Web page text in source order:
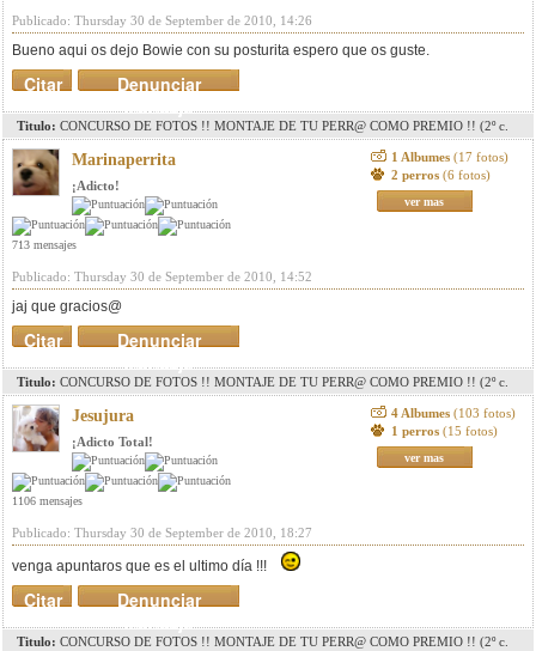
Publicado: Thursday 30 de September de 2010, 14:26
Bueno aqui os dejo Bowie con su posturita espero que os guste.
Denunciar
mensaje
Citar
Titulo: CONCURSO DE FOTOS !! MONTAJE DE TU PERR@ COMO PREMIO !! (2º c.
pag. 8)(3r c. pag. 11)(4º c. pag. 15)(5º c. pag.18)
Marinaperrita
¡Adicto!
713 mensajes
1 Albumes (17 fotos)
2 perros (6 fotos)
ver mas
Publicado: Thursday 30 de September de 2010, 14:52
jaj que gracios@
Denunciar
mensaje
Citar
Titulo: CONCURSO DE FOTOS !! MONTAJE DE TU PERR@ COMO PREMIO !! (2º c.
pag. 8)(3r c. pag. 11)(4º c. pag. 15)(5º c. pag.18)
Jesujura
¡Adicto Total!
1106 mensajes
4 Albumes (103 fotos)
1 perros (15 fotos)
ver mas
Publicado: Thursday 30 de September de 2010, 18:27
venga apuntaros que es el ultimo día !!!
Denunciar
mensaje
Citar
Titulo: CONCURSO DE FOTOS !! MONTAJE DE TU PERR@ COMO PREMIO !! (2º c.